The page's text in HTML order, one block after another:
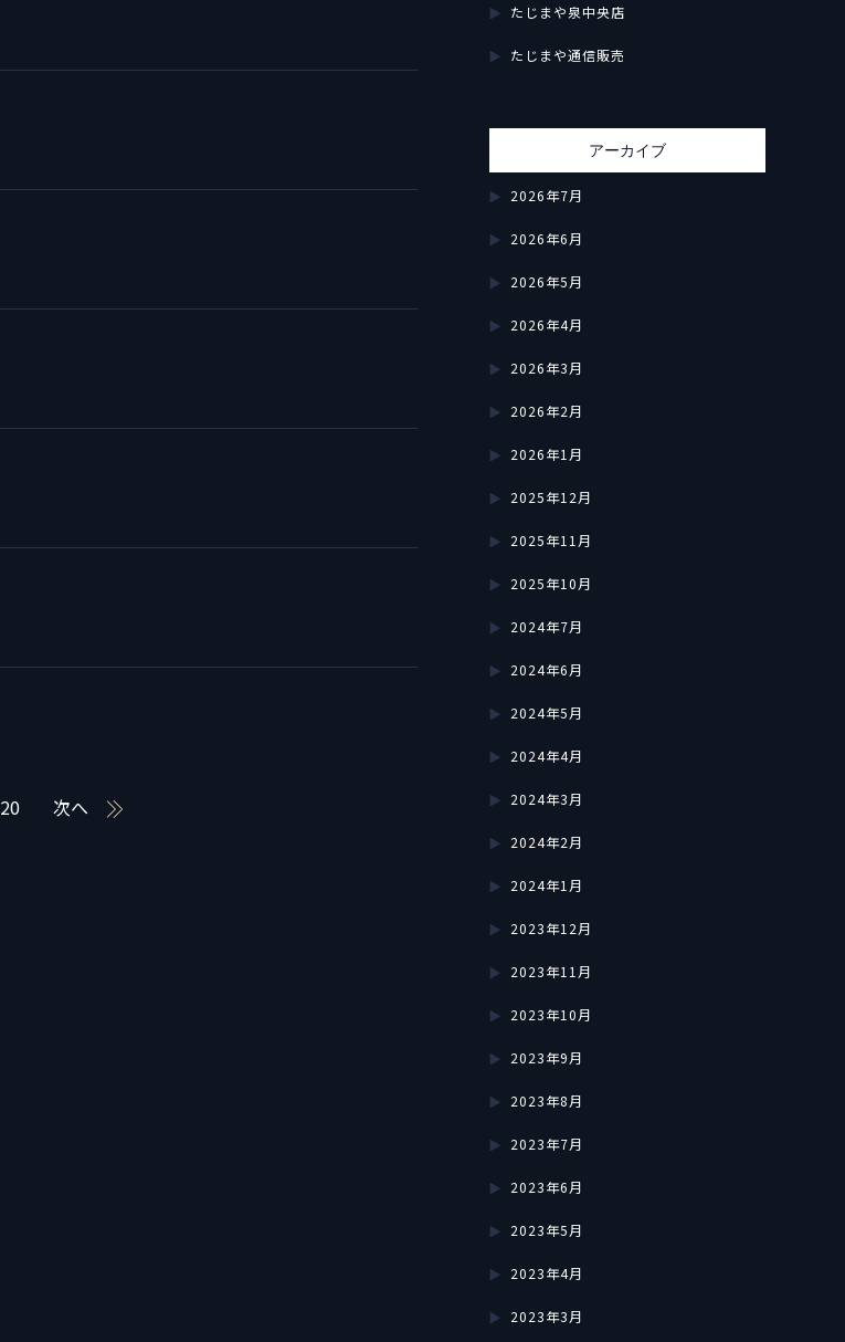
20 次へ
たじまや泉中央店
たじまや通信販売
アーカイブ
2026年7月
2026年6月
2026年5月
2026年4月
2026年3月
2026年2月
2026年1月
2025年12月
2025年11月
2025年10月
2024年7月
2024年6月
2024年5月
2024年4月
2024年3月
2024年2月
2024年1月
2023年12月
2023年11月
2023年10月
2023年9月
2023年8月
2023年7月
2023年6月
2023年5月
2023年4月
2023年3月